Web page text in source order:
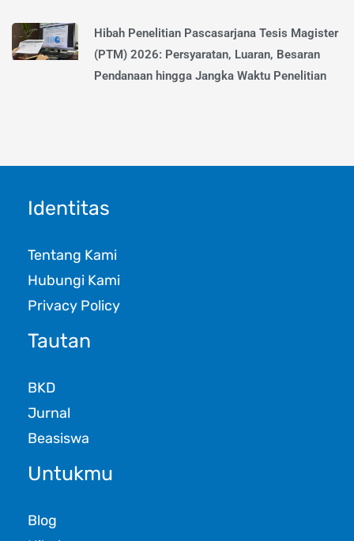
Hibah Penelitian Pascasarjana Tesis Magister
(PTM) 2026: Persyaratan, Luaran, Besaran
Pendanaan hingga Jangka Waktu Penelitian
Identitas
Tentang Kami
Hubungi Kami
Privacy Policy
Tautan
BKD
Jurnal
Beasiswa
Untukmu
Blog